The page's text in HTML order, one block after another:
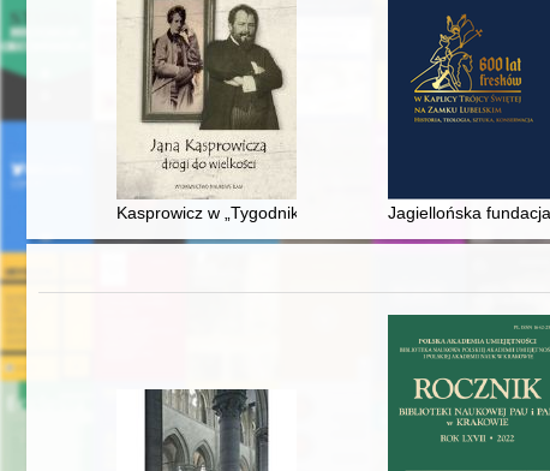
Kasprowicz w „Tygodniku Ilustrowanym”, „Tygodnik
Jagiellońska